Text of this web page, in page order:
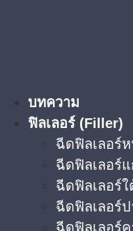
บทความ
ฟิลเลอร์ (Filler)
ฉีดฟิลเลอร์
ฉีดฟิลเลอร์
ฉีดฟิลเลอร์ใ
ฉีดฟิลเลอร์ป
ฉีดฟิลเลอร์ค